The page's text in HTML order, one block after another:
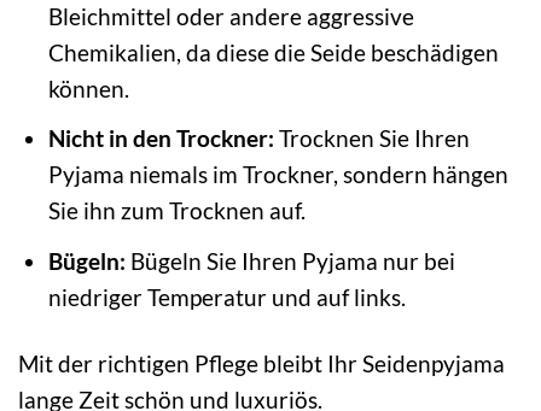
Bleichmittel oder andere aggressive
Chemikalien, da diese die Seide beschädigen
können.
Nicht in den Trockner: Trocknen Sie Ihren
Pyjama niemals im Trockner, sondern hängen
Sie ihn zum Trocknen auf.
Bügeln: Bügeln Sie Ihren Pyjama nur bei
niedriger Temperatur und auf links.
Mit der richtigen Pflege bleibt Ihr Seidenpyjama
lange Zeit schön und luxuriös.